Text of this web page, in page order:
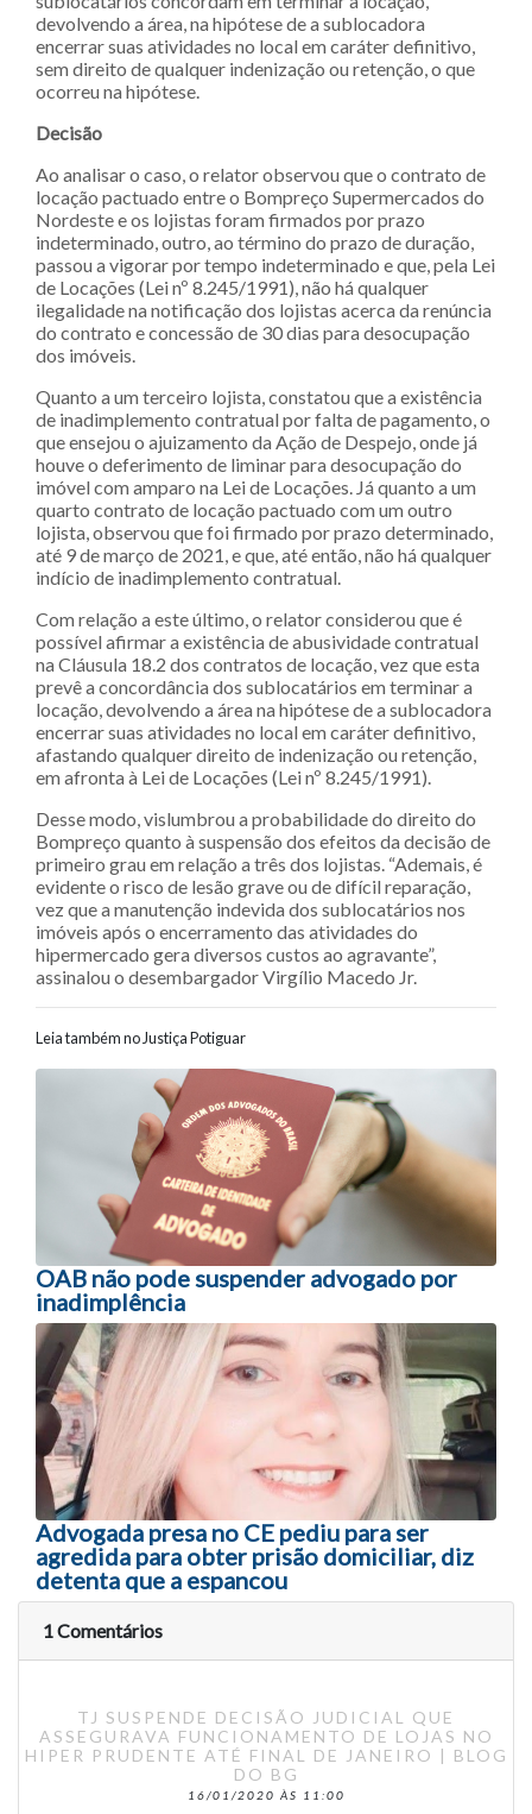
devolvendo a área, na hipótese de a sublocadora
encerrar suas atividades no local em caráter definitivo,
sem direito de qualquer indenização ou retenção, o que
ocorreu na hipótese.
Decisão
Ao analisar o caso, o relator observou que o contrato de
locação pactuado entre o Bompreço Supermercados do
Nordeste e os lojistas foram firmados por prazo
indeterminado, outro, ao término do prazo de duração,
passou a vigorar por tempo indeterminado e que, pela Lei
de Locações (Lei nº 8.245/1991), não há qualquer
ilegalidade na notificação dos lojistas acerca da renúncia
do contrato e concessão de 30 dias para desocupação
dos imóveis.
Quanto a um terceiro lojista, constatou que a existência
de inadimplemento contratual por falta de pagamento, o
que ensejou o ajuizamento da Ação de Despejo, onde já
houve o deferimento de liminar para desocupação do
imóvel com amparo na Lei de Locações. Já quanto a um
quarto contrato de locação pactuado com um outro
lojista, observou que foi firmado por prazo determinado,
até 9 de março de 2021, e que, até então, não há qualquer
indício de inadimplemento contratual.
Com relação a este último, o relator considerou que é
possível afirmar a existência de abusividade contratual
na Cláusula 18.2 dos contratos de locação, vez que esta
prevê a concordância dos sublocatários em terminar a
locação, devolvendo a área na hipótese de a sublocadora
encerrar suas atividades no local em caráter definitivo,
afastando qualquer direito de indenização ou retenção,
em afronta à Lei de Locações (Lei nº 8.245/1991).
Desse modo, vislumbrou a probabilidade do direito do
Bompreço quanto à suspensão dos efeitos da decisão de
primeiro grau em relação a três dos lojistas. “Ademais, é
evidente o risco de lesão grave ou de difícil reparação,
vez que a manutenção indevida dos sublocatários nos
imóveis após o encerramento das atividades do
hipermercado gera diversos custos ao agravante”,
assinalou o desembargador Virgílio Macedo Jr.
Leia também no Justiça Potiguar
Navegação entre posts
OAB não pode suspender advogado por
inadimplência
Advogada presa no CE pediu para ser
agredida para obter prisão domiciliar, diz
detenta que a espancou
1 Comentários
TJ SUSPENDE DECISÃO JUDICIAL QUE
ASSEGURAVA FUNCIONAMENTO DE LOJAS NO
HIPER PRUDENTE ATÉ FINAL DE JANEIRO | BLOG
DO BG
16/01/2020 ÀS 11:00